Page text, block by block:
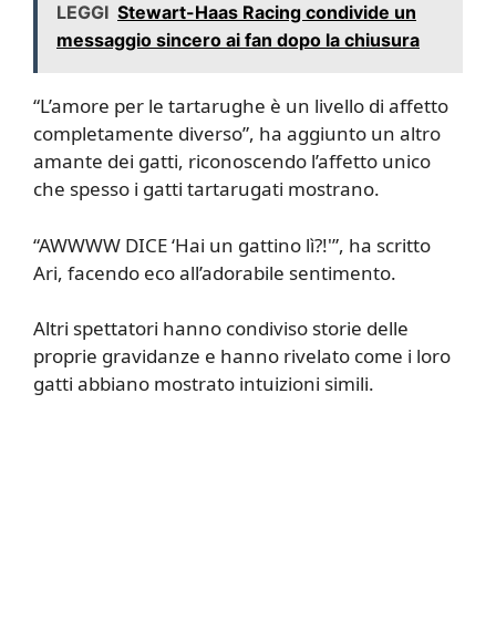
LEGGI Stewart-Haas Racing condivide un
messaggio sincero ai fan dopo la chiusura
“L’amore per le tartarughe è un livello di affetto
completamente diverso”, ha aggiunto un altro
amante dei gatti, riconoscendo l’affetto unico
che spesso i gatti tartarugati mostrano.
“AWWWW DICE ‘Hai un gattino lì?!'”, ha scritto
Ari, facendo eco all’adorabile sentimento.
Altri spettatori hanno condiviso storie delle
proprie gravidanze e hanno rivelato come i loro
gatti abbiano mostrato intuizioni simili.